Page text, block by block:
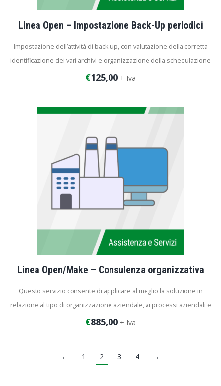
Linea Open – Impostazione Back-Up periodici
Impostazione dell’attività di back-up, con valutazione della corretta
identificazione dei vari archivi e organizzazione della schedulazione
dei processi. L’attività viene svolta sui diversi database attivi presso il
Durata dell’intervento: 2 ore
€125,00 + Iva
Linea Open/Make – Consulenza organizzativa
Questo servizio consente di applicare al meglio la soluzione in
relazione al tipo di organizzazione aziendale, ai processi aziendali e
al tipo di risultati attesi dall’azienda cliente. Il numero di ore di base
Durata: 10 ore
€885,00 + Iva
← 1 2 3 4 →